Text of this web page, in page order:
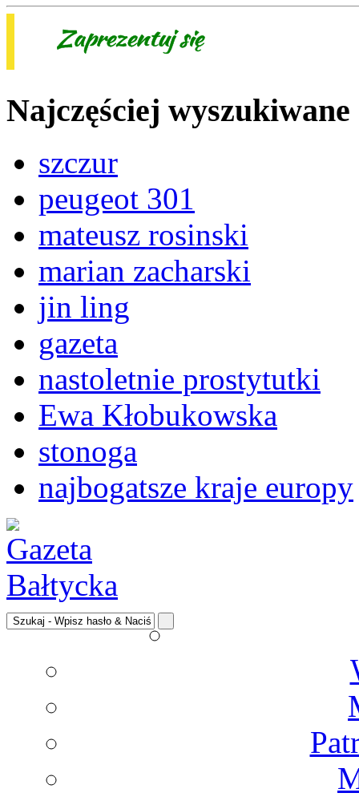
Najczęściej wyszukiwane
szczur
peugeot 301
mateusz rosinski
marian zacharski
jin ling
gazeta
nastoletnie prostytutki
Ewa Kłobukowska
stonoga
najbogatsze kraje europy